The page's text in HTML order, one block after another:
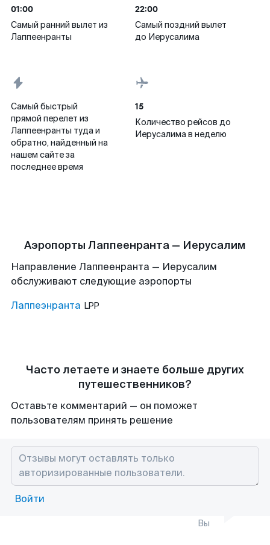
01:00
Самый ранний вылет из
Лаппеенранты
22:00
Самый поздний вылет
до Иерусалима
Самый быстрый
прямой перелет из
Лаппеенранты туда и
обратно, найденный на
нашем сайте за
последнее время
15
Количество рейсов до
Иерусалима в неделю
Аэропорты Лаппеенранта — Иерусалим
Направление Лаппеенранта — Иерусалим
обслуживают следующие аэропорты
Лаппеэнранта LPP
Часто летаете и знаете больше других
путешественников?
Оставьте комментарий — он поможет
пользователям принять решение
Войти
Вы